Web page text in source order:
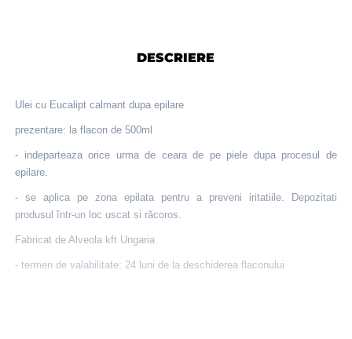
DESCRIERE
Ulei cu Eucalipt calmant dupa epilare
prezentare: la flacon de 500ml
- indeparteaza orice urma de ceara de pe piele dupa procesul de
epilare.
- se aplica pe zona epilata pentru a preveni iritatiile. Depozitati
produsul într-un loc uscat si răcoros.
Fabricat de Alveola kft Ungaria
- termen de valabilitate: 24 luni de la deschiderea flaconului